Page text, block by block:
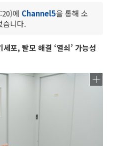
에 Channel5을 통해 소
습니다.
포, 탈모 해결 ‘열쇠’ 가능성